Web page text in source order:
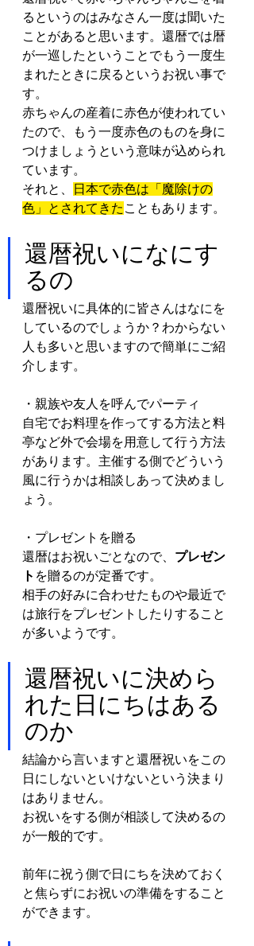
るというのはみなさん一度は聞いた
ことがあると思います。還暦では暦
が一巡したということでもう一度生
まれたときに戻るというお祝い事で
す。
赤ちゃんの産着に赤色が使われてい
たので、もう一度赤色のものを身に
つけましょうという意味が込められ
ています。
それと、
日本で赤色は「魔除けの
色」とされてきた こともあります。
還暦祝いになにす
るの
還暦祝いに具体的に皆さんはなにを
しているのでしょうか？わからない
人も多いと思いますので簡単にご紹
介します。
・親族や友人を呼んでパーティ
自宅でお料理を作ってする方法と料
亭など外で会場を用意して行う方法
があります。主催する側でどういう
風に行うかは相談しあって決めまし
ょう。
・プレゼントを贈る
還暦はお祝いごとなので、 プレゼン
ト を贈るのが定番です。
相手の好みに合わせたものや最近で
は旅行をプレゼントしたりすること
が多いようです。
還暦祝いに決めら
れた日にちはある
のか
結論から言いますと還暦祝いをこの
日にしないといけないという決まり
はありません。
お祝いをする側が相談して決めるの
が一般的です。
前年に祝う側で日にちを決めておく
と焦らずにお祝いの準備をすること
ができます。